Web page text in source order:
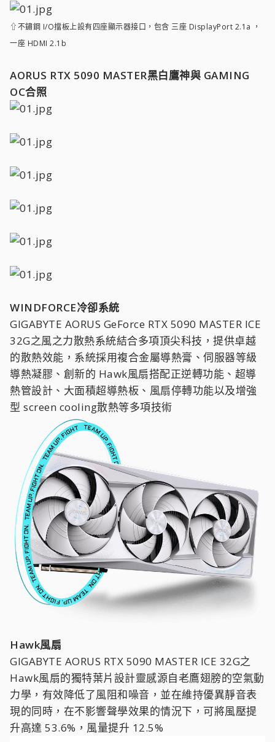
⇧不鏽鋼 I/O擋板上設有四座顯示器接口，包含 三座 DisplayPort 2.1a ，
一座 HDMI 2.1b
AORUS RTX 5090 MASTER黑白鷹神與 GAMING
OC合照
WINDFORCE冷卻系統
GIGABYTE AORUS GeForce RTX 5090 MASTER ICE
32G之風之力散熱系統結合多項頂尖科技，提供卓越
的散熱效能，系統採用複合金屬導熱膏、伺服器等級
導熱凝膠、創新的 Hawk風扇搭配正逆轉功能、超導
熱管設計、大面積超導熱板、風扇停轉功能以及增強
型 screen cooling散熱等多項技術
Hawk風扇
GIGABYTE AORUS RTX 5090 MASTER ICE 32G之
Hawk風扇的獨特葉片設計靈感源自老鷹翅膀的空氣動
力學，有效降低了風阻和噪音，並在維持優異靜音表
現的同時，在不影響聲學效果的情況下，可將風壓提
升高達 53.6%，風量提升 12.5%